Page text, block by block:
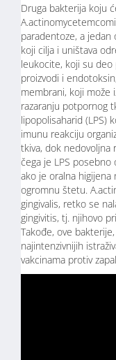
Druga bakterija koju
paradentoze, a
koji cilja i uništava
leukocite, koji su deo
proizvodi i
membrani, koji može
razaranju potpornog
lipopolisaharid (LPS)
imunu reakciju
tkiva, dok nedovoljna
čega je LPS posebno
ako je oralna higijena
ogromnu štetu.
gingivalis, retko se
gingivitis, tj. njihovo
Takođe, ove
najintenzivnijih
vakcinama protiv